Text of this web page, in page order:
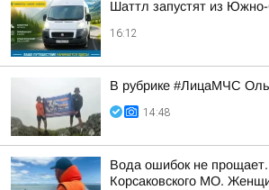
Шаттл запустят из Южно-
16:12
В рубрике #ЛицаМЧС
14:48
Вода ошибок не прощает.
Корсаковского МО.